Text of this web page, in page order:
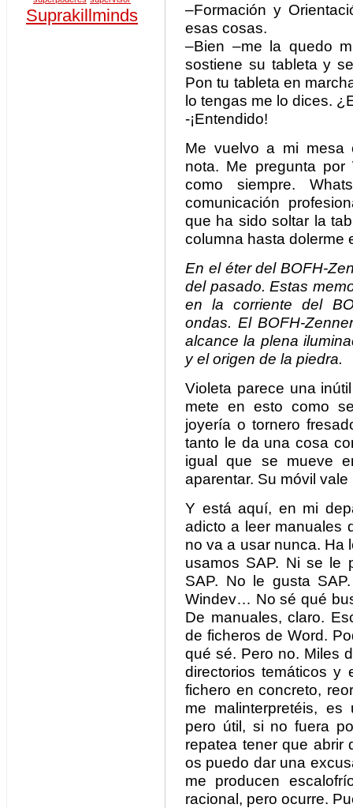
Suprakillminds
–Formación y
esas cosas.
–Bien –me la quedo
sostiene su tableta y
Pon tu tableta en
lo tengas me lo dices.
-¡Entendido!
Me vuelvo a mi mesa
nota. Me pregunta
como siempre.
comunicación
que ha sido soltar la
columna hasta dolerme
En el éter del BOFH-
del pasado. Estas
en la corriente del
ondas. El BOFH-
alcance la plena
y el origen de la piedra.
Violeta parece una
mete en esto como
joyería o tornero
tanto le da una cosa
igual que se mueve
aparentar. Su móvil
Y está aquí, en mi
adicto a leer manuales
no va a usar nunca. Ha
usamos SAP. Ni se le
SAP. No le gusta
Windev… No sé qué
De manuales, claro.
de ficheros de Word.
qué sé. Pero no. Miles
directorios temáticos y
fichero en concreto,
me malinterpretéis, es
pero útil, si no fuera
repatea tener que abrir
os puedo dar una
me producen
racional, pero ocurre.